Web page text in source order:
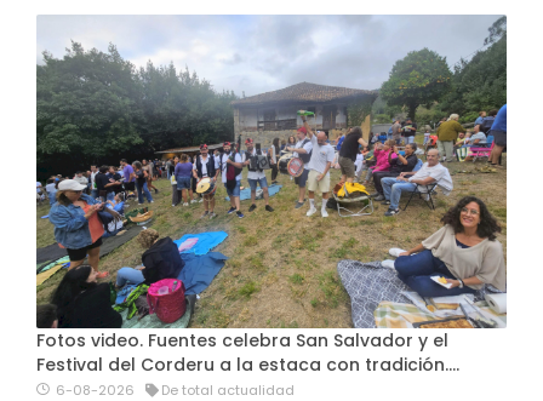
Fotos video. Fuentes celebra San Salvador y el
Festival del Corderu a la estaca con tradición....
6-08-2026 De total actualidad